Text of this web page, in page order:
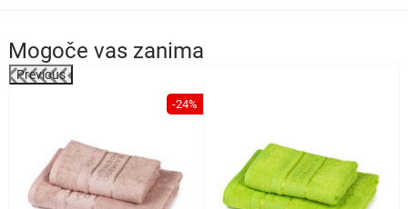
Mogoče vas zanima
Previous
-24%